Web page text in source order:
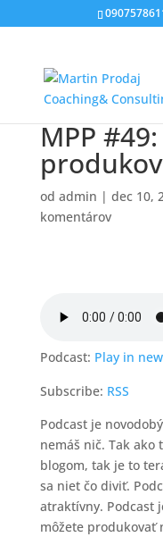
MPP
od admin | dec 10,
komentárov
Podcast: Play in
Subscribe: RSS
Podcast je
nemáš nič. Tak ako
blogom, tak je to
sa niet čo diviť.
atraktívny. Podcast
môžete produkovať